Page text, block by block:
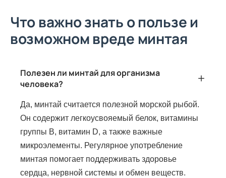
Что важно знать о пользе и
возможном вреде минтая
Полезен ли минтай для организма
человека?
Да, минтай считается полезной морской рыбой.
Он содержит легкоусвояемый белок, витамины
группы B, витамин D, а также важные
микроэлементы. Регулярное употребление
минтая помогает поддерживать здоровье
сердца, нервной системы и обмен веществ.